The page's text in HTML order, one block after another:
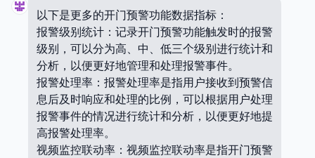
以下是更多的开门预警功能数据指标：
报警级别统计：记录开门预警功能触发时的报警
级别，可以分为高、中、低三个级别进行统计和
分析，以便更好地管理和处理报警事件。
报警处理率：报警处理率是指用户接收到预警信
息后及时响应和处理的比例，可以根据用户处理
报警事件的情况进行统计和分析，以便更好地提
高报警处理率。
视频监控联动率：视频监控联动率是指开门预警